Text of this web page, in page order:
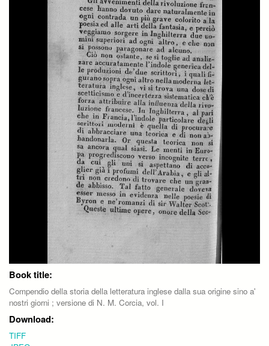
Book title:
Compendio della storia della letteratura inglese dalla sua origine sino a'
nostri giorni ; versione di N. M. Corcia, vol. I
Download:
TIFF